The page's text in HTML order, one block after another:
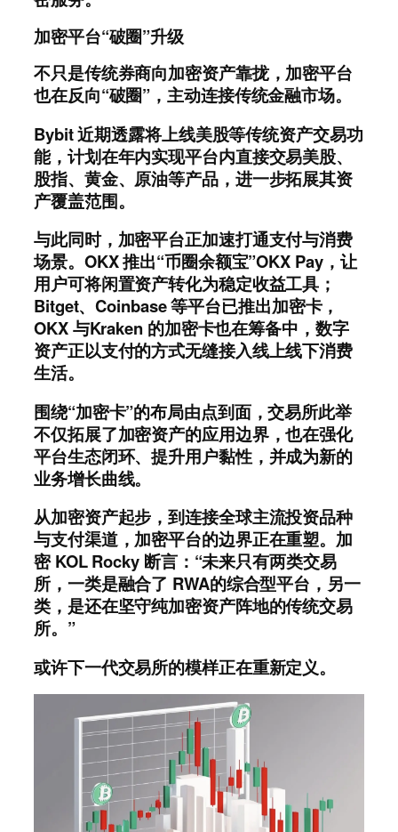
加密平台“破圈”升级
不只是传统券商向加密资产靠拢，加密平台
也在反向“破圈”，主动连接传统金融市场。
Bybit 近期透露将上线美股等传统资产交易功
能，计划在年内实现平台内直接交易美股、
股指、黄金、原油等产品，进一步拓展其资
产覆盖范围。
与此同时，加密平台正加速打通支付与消费
场景。OKX 推出“币圈余额宝”OKX Pay，让
用户可将闲置资产转化为稳定收益工具；
Bitget、Coinbase 等平台已推出加密卡，
OKX 与Kraken 的加密卡也在筹备中，数字
资产正以支付的方式无缝接入线上线下消费
生活。
围绕“加密卡”的布局由点到面，交易所此举
不仅拓展了加密资产的应用边界，也在强化
平台生态闭环、提升用户黏性，并成为新的
业务增长曲线。
从加密资产起步，到连接全球主流投资品种
与支付渠道，加密平台的边界正在重塑。加
密 KOL Rocky 断言：“未来只有两类交易
所，一类是融合了 RWA的综合型平台，另一
类，是还在坚守纯加密资产阵地的传统交易
所。”
或许下一代交易所的模样正在重新定义。